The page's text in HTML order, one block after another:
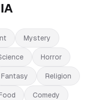
Mystery
Horror
Fantasy Religion
Comedy